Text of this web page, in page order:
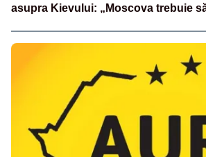
asupra Kievului: „Moscova trebuie